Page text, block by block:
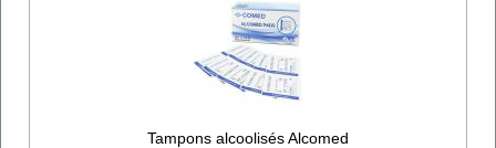
Tampons alcoolisés Alcomed